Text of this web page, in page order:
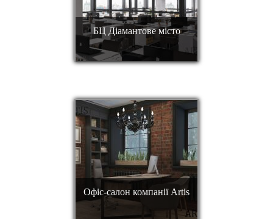
БЦ Діамантове місто
Офіс-салон компанії Artis